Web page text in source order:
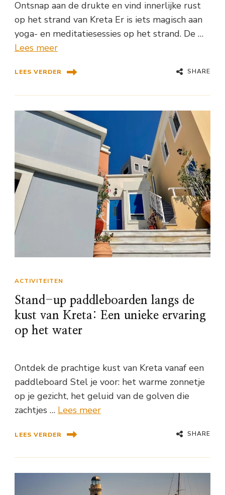
Ontsnap aan de drukte en vind innerlijke rust
op het strand van Kreta Er is iets magisch aan
yoga- en meditatiesessies op het strand. De …
Lees meer
LEES VERDER SHARE
ACTIVITEITEN
Stand-up paddleboarden langs de
kust van Kreta: Een unieke ervaring
op het water
Ontdek de prachtige kust van Kreta vanaf een
paddleboard Stel je voor: het warme zonnetje
op je gezicht, het geluid van de golven die
zachtjes … Lees meer
LEES VERDER SHARE